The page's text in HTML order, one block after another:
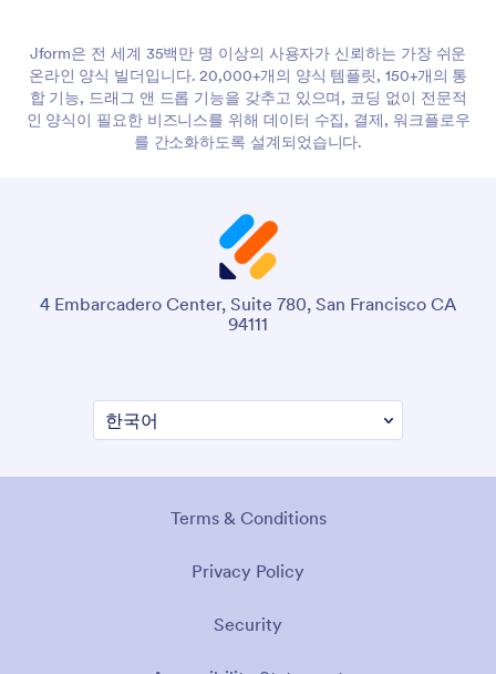
Jform은 전 세계 35백만 명 이상의 사용자가 신뢰하는 가장 쉬운
온라인 양식 빌더입니다. 20,000+개의 양식 템플릿, 150+개의 통
합 기능, 드래그 앤 드롭 기능을 갖추고 있으며, 코딩 없이 전문적
인 양식이 필요한 비즈니스를 위해 데이터 수집, 결제, 워크플로우
를 간소화하도록 설계되었습니다.
4 Embarcadero Center, Suite 780, San Francisco CA
94111
Terms & Conditions
Privacy Policy
Security